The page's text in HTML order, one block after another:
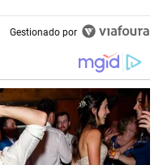
Gestionado por